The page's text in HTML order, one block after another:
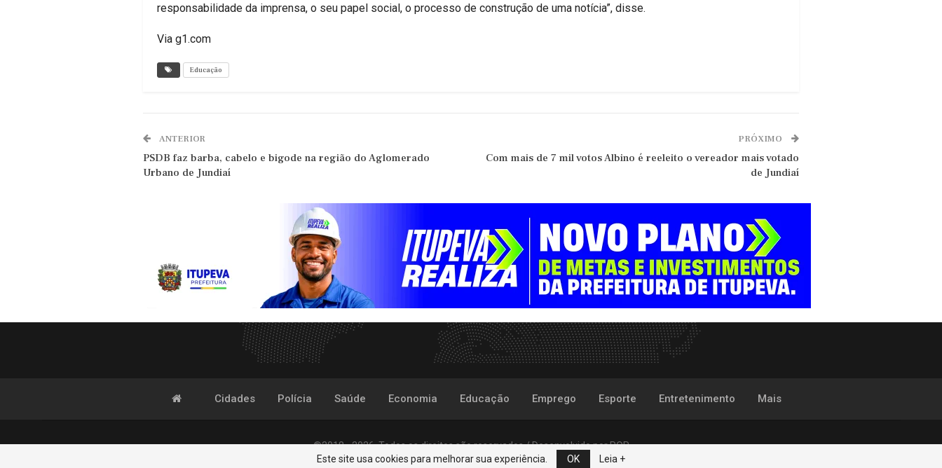
responsabilidade da imprensa, o seu papel social, o processo de construção de uma notícia”, disse.
Via g1.com
Educação
ANTERIOR
PSDB faz barba, cabelo e bigode na região do Aglomerado
Urbano de Jundiaí
PRÓXIMO
Com mais de 7 mil votos Albino é reeleito o vereador mais votado
de Jundiaí
Cidades Polícia Saúde Economia Educação Emprego Esporte Entretenimento Mais
©2018 - 2026. Todos os direitos são reservados /Desenvolvido porPOP
Este site usa cookies para melhorar sua experiência.
OK Leia +